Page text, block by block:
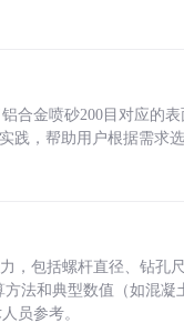
合金喷砂200目对应的
践，帮助用户根据需求
，包括螺杆直径、钻孔
法和典型数值（如混
员参考。